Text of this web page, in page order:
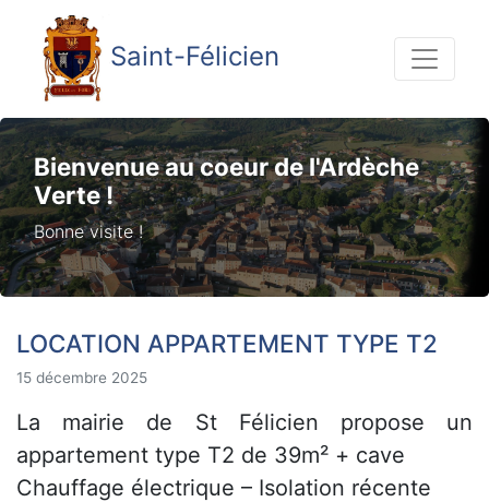
Saint-Félicien
Bienvenue au coeur de l'Ardèche
Verte !
Bonne visite !
LOCATION APPARTEMENT TYPE T2
15 décembre 2025
La mairie de St Félicien propose un
appartement type T2 de 39m² + cave
Chauffage électrique – Isolation récente